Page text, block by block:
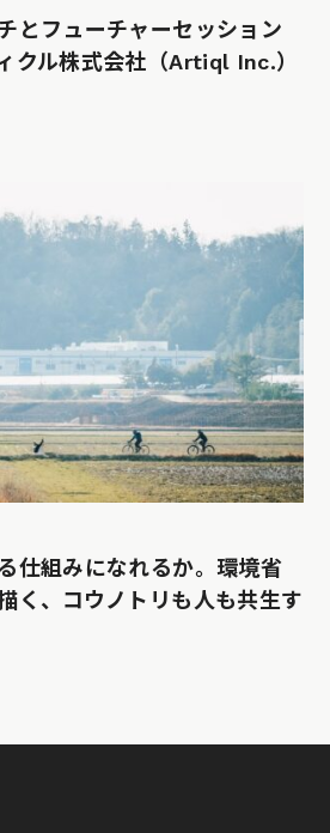
とフューチャーセッション
クル株式会社（Artiql Inc.）
仕組みになれるか。環境省
く、コウノトリも人も共生す